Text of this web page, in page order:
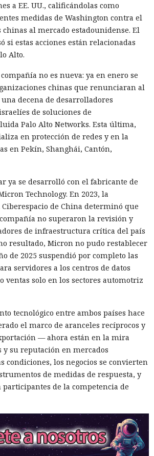
a EE. UU., calificándolas como
medidas de Washington contra el
chinas al mercado estadounidense. El
si estas acciones están relacionadas
Alto.
no es nueva: ya en enero se
chinas que renunciaran al
decena de desarrolladores
de soluciones de
Palo Alto Networks. Esta última,
en protección de redes y en la
en Pekín, Shanghái, Cantón,
ya se desarrolló con el fabricante de
Technology. En 2023, la
de China determinó que
no superaron la revisión y
de infraestructura crítica del país
resultado, Micron no pudo restablecer
de 2025 suspendió por completo las
servidores a los centros de datos
ventas solo en los sectores automotriz
tecnológico entre ambos países hace
el marco de aranceles recíprocos y
— ahora están en la mira
y su reputación en mercados
condiciones, los negocios se convierten
de medidas de respuesta, y
de la competencia de